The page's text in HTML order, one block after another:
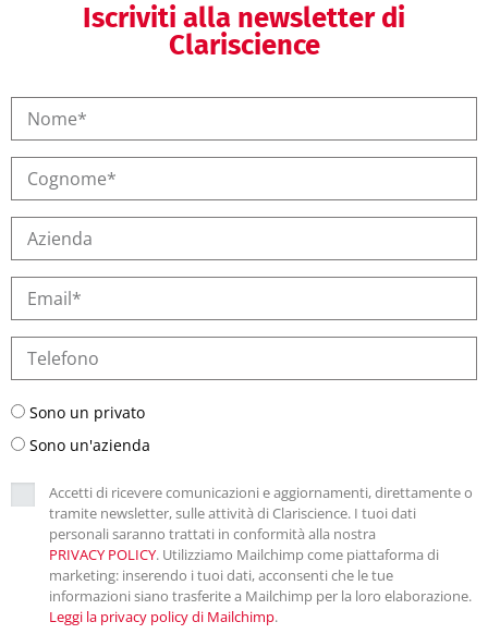
Iscriviti alla newsletter di
Clariscience
Sono un privato
Sono un'azienda
Accetti di ricevere comunicazioni e aggiornamenti, direttamente o
tramite newsletter, sulle attività di Clariscience. I tuoi dati
personali saranno trattati in conformità alla nostra
PRIVACY POLICY. Utilizziamo Mailchimp come piattaforma di
marketing: inserendo i tuoi dati, acconsenti che le tue
informazioni siano trasferite a Mailchimp per la loro elaborazione.
Leggi la privacy policy di Mailchimp.